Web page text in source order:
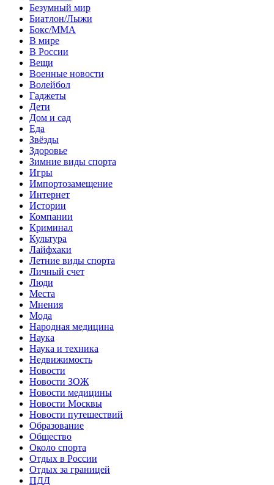
Безумный мир
Биатлон/Лыжи
Бокс/MMA
В мире
В России
Вещи
Военные новости
Волейбол
Гаджеты
Дети
Дом и сад
Еда
Звёзды
Здоровье
Зимние виды спорта
Игры
Импортозамещение
Интернет
Истории
Компании
Криминал
Культура
Лайфхаки
Летние виды спорта
Личный счет
Люди
Места
Мнения
Мода
Народная медицина
Наука
Наука и техника
Недвижимость
Новости
Новости ЗОЖ
Новости медицины
Новости Москвы
Новости путешествий
Образование
Общество
Около спорта
Отдых в России
Отдых за границей
ПДД